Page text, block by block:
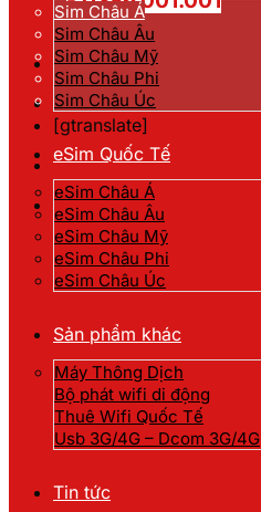
[gtranslate]
Sim Châu Á
Sim Châu Âu
Sim Châu Mỹ
Sim Châu Phi
Sim Châu Úc
eSim Quốc Tế
eSim Châu Á
eSim Châu Âu
eSim Châu Mỹ
eSim Châu Phi
eSim Châu Úc
Sản phẩm khác
Máy Thông Dịch
Bộ phát wifi di động
Thuê Wifi Quốc Tế
Usb 3G/4G – Dcom 3G/4G
Tin tức